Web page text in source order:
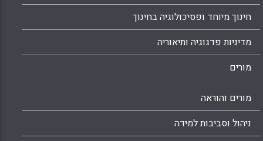
חינוך מיוחד ופסיכולוגיה בחינוך
מדיניות פדגוגיה ותיאוריה
מורים
מורים והוראה
ניהול וסביבות למידה